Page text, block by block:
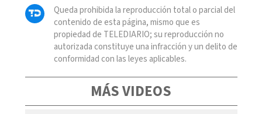
Queda prohibida la reproducción total o parcial del
contenido de esta página, mismo que es
propiedad de TELEDIARIO; su reproducción no
autorizada constituye una infracción y un delito de
conformidad con las leyes aplicables.
MÁS VIDEOS